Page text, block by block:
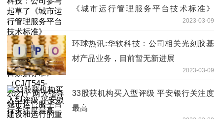
《城市运行管理服务平台技术标准》
（CJJ/T312-2021）和《城市运行管理服
务平台数据标准》（CJ/T545-2021）两
大指导城市运管服平台建设和运行的重要
2023-03-09
环球热讯:华软科技：公司相关光刻胶基
材产品业务，目前暂无新进展
2023-03-09
33股获机构买入型评级 平安银行关注度
最高